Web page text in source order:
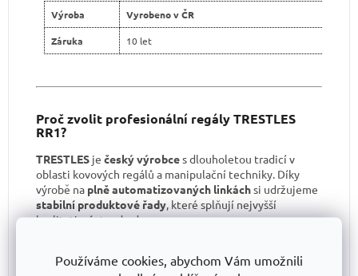
Používáme cookies, abychom Vám umožnili
Výroba Vyrobeno v ČR
Záruka 10 let
Proč zvolit profesionální regály TRESTLES
RR1?
TRESTLES je český výrobces dlouholetou tradicí v
oblasti kovových regálů a manipulační techniky. Díky
výrobě na plně automatizovaných linkáchsi udržujeme
stabilní produktové řady, které splňují nejvyšší
kvalitativní standardy.
levných regálů nemá.